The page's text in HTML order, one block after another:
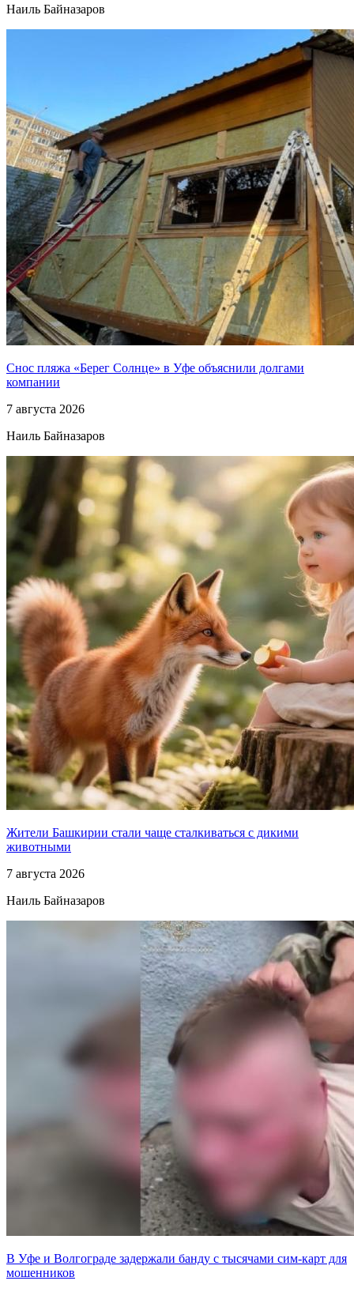
Наиль Байназаров
Снос пляжа «Берег Солнце» в Уфе объяснили долгами
компании
7 августа 2026
Наиль Байназаров
Жители Башкирии стали чаще сталкиваться с дикими
животными
7 августа 2026
Наиль Байназаров
В Уфе и Волгограде задержали банду с тысячами сим-карт для
мошенников